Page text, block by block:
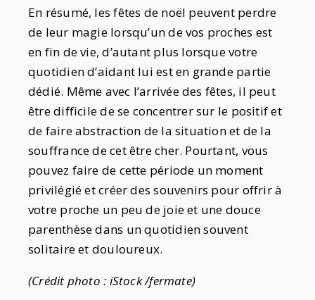
En résumé, les fêtes de noël peuvent perdre
de leur magie lorsqu’un de vos proches est
en fin de vie, d’autant plus lorsque votre
quotidien d’aidant lui est en grande partie
dédié. Même avec l’arrivée des fêtes, il peut
être difficile de se concentrer sur le positif et
de faire abstraction de la situation et de la
souffrance de cet être cher. Pourtant, vous
pouvez faire de cette période un moment
privilégié et créer des souvenirs pour offrir à
votre proche un peu de joie et une douce
parenthèse dans un quotidien souvent
solitaire et douloureux.
(Crédit photo : iStock /fermate)